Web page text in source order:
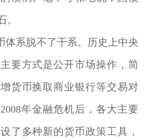
。
体系脱不了干系。历史上中央
要方式是公开市场操作，简
货币换取商业银行等交易对
年金融危机后，各大主要
了多种新的货币政策工具，